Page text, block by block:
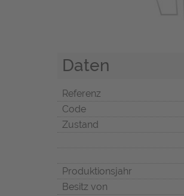
Daten
Referenz
Code
Zustand
Produktionsjahr
Besitz von